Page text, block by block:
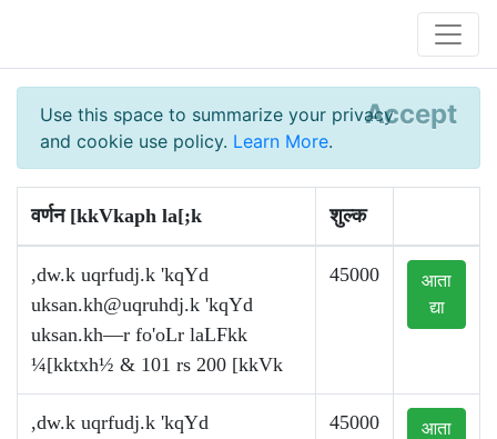
Use this space to summarize your privacy
and cookie use policy. Learn More.
Accept
वर्णन [kkVkaph la[;k शुल्क
,dw.k uqrfudj.k 'kqYd
uksan.kh@uqruhdj.k 'kqYd
uksan.kh—r fo'oLr laLFkk
¼[kktxh½ & 101 rs 200 [kkVk
45000
आता
द्या
,dw.k uqrfudj.k 'kqYd
45000
आता